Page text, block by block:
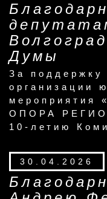
Думы
За поддержку
организации
мероприятия
ОПОРА
10-летию
30.04.2026